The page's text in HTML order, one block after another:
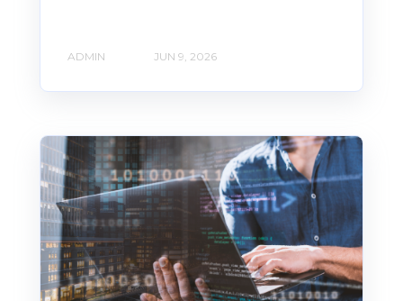
ADMIN JUN 9, 2026